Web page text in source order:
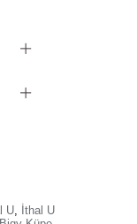
U, İthal U